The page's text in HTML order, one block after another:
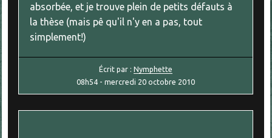
absorbée, et je trouve plein de petits défauts à
la thèse (mais pê qu'il n'y en a pas, tout
simplement!)
Écrit par :Nymphette
08h54 -mercredi 20 octobre 2010